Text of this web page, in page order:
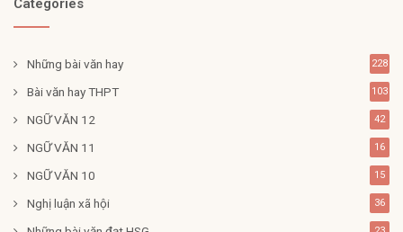
Categories
Những bài văn hay 228
Bài văn hay THPT 103
NGỮ VĂN 12 42
NGỮ VĂN 11 16
NGỮ VĂN 10 15
Nghị luận xã hội 36